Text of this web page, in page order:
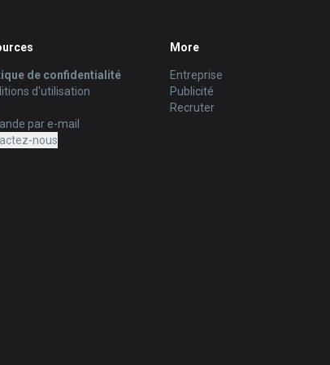
de confidentialité
d'utilisation
par e-mail
nous
More
Entreprise
Publicité
Recruter